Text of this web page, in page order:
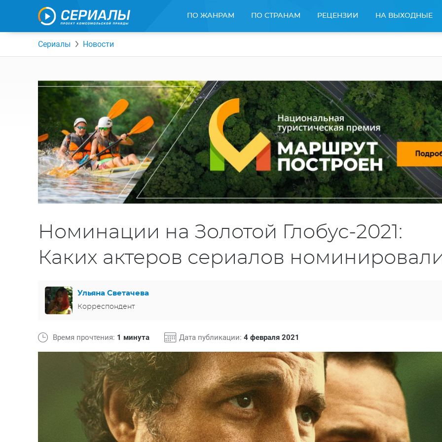
ПО ЖАНРАМ ПО СТРАНАМ РЕЦЕНЗИИ НА ВЫХОДНЫЕ
Сериалы Новости
Номинации на Золотой Глобус-2021:
Каких актеров сериалов
Ульяна Светачева
Корреспондент
Время прочтения: 1 минута Дата публикации: 4 февраля 2021